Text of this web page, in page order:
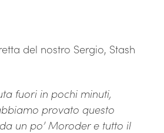
del nostro Sergio, Stash
fuori in pochi minuti,
provato questo
un po’ Moroder e tutto il